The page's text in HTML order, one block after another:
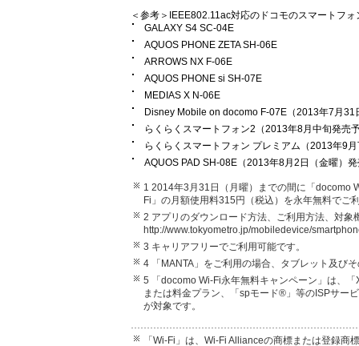
＜参考＞IEEE802.11ac対応のドコモのスマートフ
GALAXY S4 SC-04E
AQUOS PHONE ZETA SH-06E
ARROWS NX F-06E
AQUOS PHONE si SH-07E
MEDIAS X N-06E
Disney Mobile on docomo F-07E（2013年7月31
らくらくスマートフォン2（2013年8月中旬発売
らくらくスマートフォン プレミアム（2013年9
AQUOS PAD SH-08E（2013年8月2日（金曜）
1 2014年3月31日（月曜）までの間に「docomo
Fi」の月額使用料315円（税込）を永年無料でご
2 アプリのダウンロード方法、ご利用方法、対
http://www.tokyometro.jp/mobiledevice/
3 キャリアフリーでご利用可能です。
4 「MANTA」をご利用の場合、タブレット及び
5 「docomo Wi-Fi永年無料キャンペーン」は、
または料金プラン、「spモード®」等のISPサー
が対象です。
「Wi-Fi」は、Wi-Fi Allianceの商標または登録商